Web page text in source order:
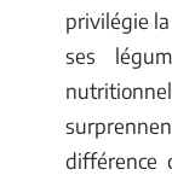
privilégie
ses
différence